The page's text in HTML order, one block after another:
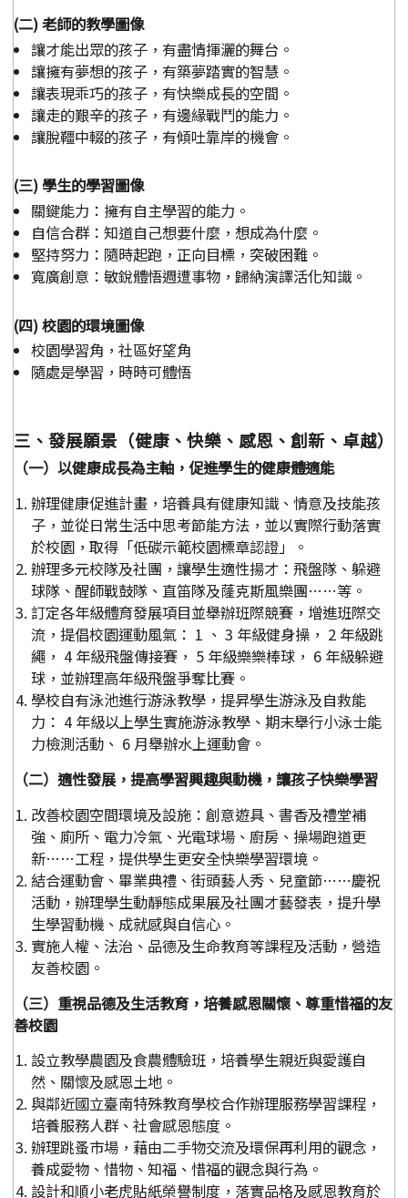
(二) 老師的教學圖像
讓才能出眾的孩子，有盡情揮灑的舞台。
讓擁有夢想的孩子，有築夢踏實的智慧。
讓表現乖巧的孩子，有快樂成長的空間。
讓走的艱辛的孩子，有邊緣戰鬥的能力。
讓脫韁中輟的孩子，有傾吐靠岸的機會。
(三) 學生的學習圖像
關鍵能力：擁有自主學習的能力。
自信合群：知道自己想要什麼，想成為什麼。
堅持努力：隨時起跑，正向目標，突破困難。
寬廣創意：敏銳體悟週遭事物，歸納演譯活化知識。
(四) 校園的環境圖像
校園學習角，社區好望角
隨處是學習，時時可體悟
三、發展願景（健康、快樂、感恩、創新、卓越）
（一）以健康成長為主軸，促進學生的健康體適能
辦理健康促進計畫，培養具有健康知識、情意及技能孩
子，並從日常生活中思考節能方法，並以實際行動落實
於校園，取得「低碳示範校園標章認證」。
辦理多元校隊及社團，讓學生適性揚才：飛盤隊、躲避
球隊、醒師戰鼓隊、直笛隊及蕯克斯風樂團……等。
訂定各年級體育發展項目並舉辦班際競賽，增進班際交
流，提倡校園運動風氣： 1 、 3 年級健身操， 2 年級跳
繩， 4 年級飛盤傳接賽， 5 年級樂樂棒球， 6 年級躲避
球，並辦理高年級飛盤爭奪比賽。
學校自有泳池進行游泳教學，提昇學生游泳及自救能
力： 4 年級以上學生實施游泳教學、期末舉行小泳士能
力檢測活動、 6 月舉辦水上運動會。
（二）適性發展，提高學習興趣與動機，讓孩子快樂學習
改善校園空間環境及設施：創意遊具、書香及禮堂補
強、廁所、電力冷氣、光電球場、廚房、操場跑道更
新……工程，提供學生更安全快樂學習環境。
結合運動會、畢業典禮、街頭藝人秀、兒童節……慶祝
活動，辦理學生動靜態成果展及社團才藝發表，提升學
生學習動機、成就感與自信心。
實施人權、法治、品德及生命教育等課程及活動，營造
友善校園。
（三）重視品德及生活教育，培養感恩關懷、尊重惜福的友
善校園
設立教學農園及食農體驗班，培養學生親近與愛護自
然、關懷及感恩土地。
與鄰近國立臺南特殊教育學校合作辦理服務學習課程，
培養服務人群、社會感恩態度。
辦理跳蚤市場，藉由二手物交流及環保再利用的觀念，
養成愛物、惜物、知福、惜福的觀念與行為。
設計和順小老虎貼紙榮譽制度，落實品格及感恩教育於